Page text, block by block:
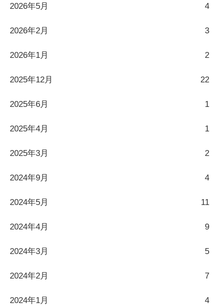
2026年5月 4
2026年2月 3
2026年1月 2
2025年12月 22
2025年6月 1
2025年4月 1
2025年3月 2
2024年9月 4
2024年5月 11
2024年4月 9
2024年3月 5
2024年2月 7
2024年1月 4